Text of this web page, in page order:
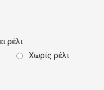
ρέλι
Χωρίς ρέλι